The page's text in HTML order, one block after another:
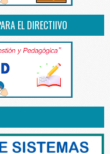
EL DIRECTIIVO